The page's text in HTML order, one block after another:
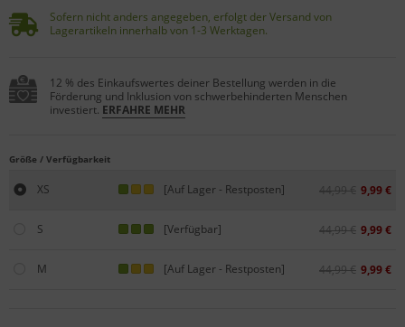
Sofern nicht anders angegeben, erfolgt der Versand von
Lagerartikeln innerhalb von 1-3 Werktagen.
12 % des Einkaufswertes deiner Bestellung werden in die
Förderung und Inklusion von schwerbehinderten Menschen
investiert. ERFAHRE MEHR
Größe / Verfügbarkeit
XS [Auf Lager - Restposten] 44,99 € 9,99 €
S [Verfügbar] 44,99 € 9,99 €
M [Auf Lager - Restposten] 44,99 € 9,99 €